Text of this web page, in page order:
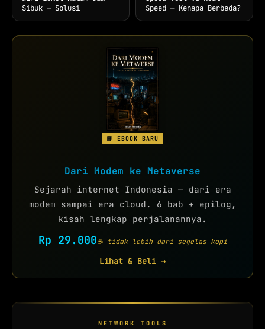
Sibuk — Solusi
Speed — Kenapa Berbeda?
📘 EBOOK BARU
Dari Modem ke Metaverse
Sejarah internet Indonesia — dari era
modem sampai era cloud. 6 bab + epilog,
kisah lengkap perjalanannya.
Rp 29.000☕ tidak lebih dari segelas kopi
Lihat & Beli →
NETWORK TOOLS